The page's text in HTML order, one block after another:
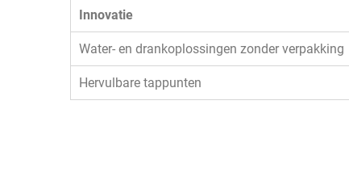
Innovatie
Water- en drankoplossingen zonder verpakking
Hervulbare tappunten